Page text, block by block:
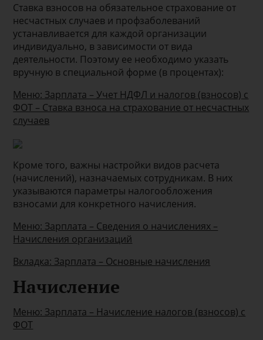
Ставка взносов на обязательное страхование от
несчастных случаев и профзаболеваний
устанавливается для каждой организации
индивидуально, в зависимости от вида
деятельности. Поэтому ее необходимо указать
вручную в специальной форме (в процентах):
Меню: Зарплата – Учет НДФЛ и налогов (взносов) с
ФОТ – Ставка взноса на страхование от несчастных
случаев
Кроме того, важны настройки видов расчета
(начислений), назначаемых сотрудникам. В них
указываются параметры налогообложения
взносами для конкретного начисления.
Меню: Зарплата – Сведения о начислениях –
Начисления организаций
Вкладка: Зарплата – Основные начисления
Начисление
Меню: Зарплата – Начисление налогов (взносов) с
ФОТ